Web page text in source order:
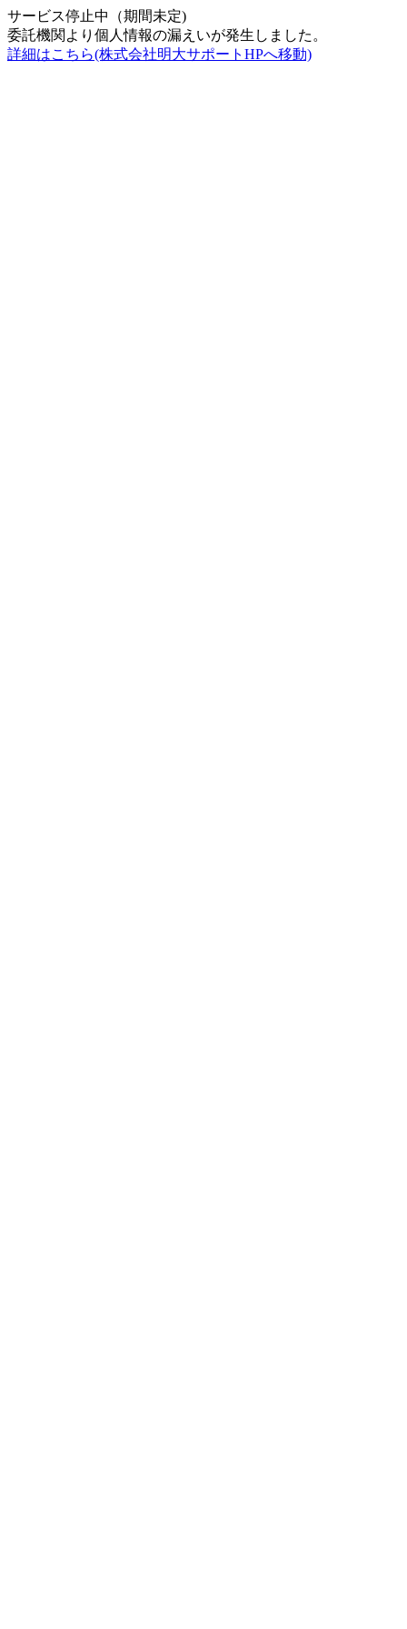
サービス停止中（期間未定)
委託機関より個人情報の漏えいが発生しました。
詳細はこちら(株式会社明大サポートHPへ移動)